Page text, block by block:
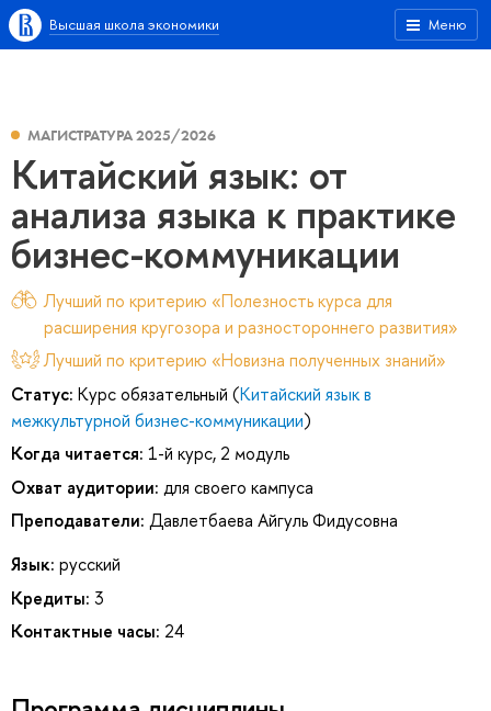
Меню
Высшая школа экономики
МАГИСТРАТУРА 2025/2026
Китайский язык: от
анализа языка к практике
бизнес-коммуникации
Лучший по критерию «Полезность курса для
расширения кругозора и разностороннего развития»
Лучший по критерию «Новизна полученных знаний»
Статус: Курс обязательный (Китайский язык в
межкультурной бизнес-коммуникации)
Когда читается: 1-й курс, 2 модуль
Охват аудитории: для своего кампуса
Преподаватели: Давлетбаева Айгуль Фидусовна
Язык: русский
Кредиты: 3
Контактные часы: 24